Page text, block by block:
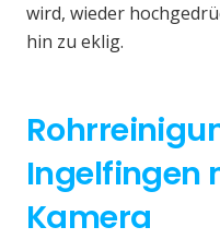
wird, wieder
hin zu eklig.
Ingelfingen
Kamera